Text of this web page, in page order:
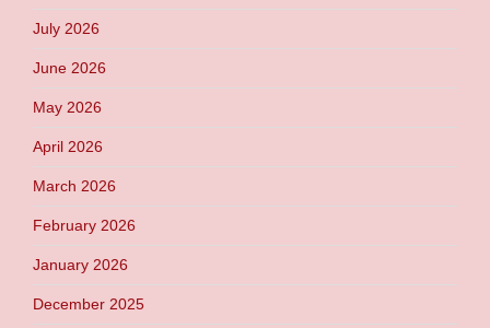
July 2026
June 2026
May 2026
April 2026
March 2026
February 2026
January 2026
December 2025